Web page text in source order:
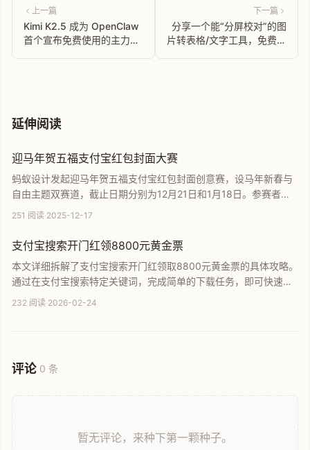
上一篇
Kimi K2.5 成为 OpenClaw
首个宣布免费使用的主力模
下一篇
分享一个能“分屏校对”的图
片转表格/文字工具，免费且
延伸阅读
迎马年贺五福支付宝红包封面大赛
蚂蚁设计发起迎马年贺五福支付宝红包封面创意赛，设马年新春与
自由主题双赛道，截止日期分别为12月21日和1月18日。参赛者有
机会让作品在五福活动期间上线，触达上亿用户。本文详细介绍了
极具创意的马年红包封面，传递新春好运。
251 阅读·2025-12-17
支付宝搜索开门红领8800元黄金票
本文详细拆解了支付宝搜索开门红领取8800元黄金票的具体攻略。
通过在支付宝搜索特定关键词，完成简单的下载任务，即可快速获
得8.8元现金并直接提现。文章分享了完整的实测流程和避坑指南，
232 阅读·2026-02-24
评论 0 条
暂无评论，来种下第一颗种子。